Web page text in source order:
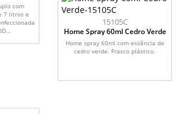
com
7 litros e
15105C
Home Spray 60ml Cedro Verde
Home spray 60ml com essência de
cedro verde. Frasco plástico.